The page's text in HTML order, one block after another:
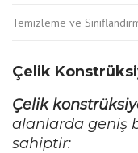
Temizleme ve
Çelik
Çelik
alanlarda geniş
sahiptir: